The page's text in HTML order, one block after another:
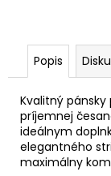
Popis
Kvalitný
príjemnej
ideálnym
elegantného
maximálny